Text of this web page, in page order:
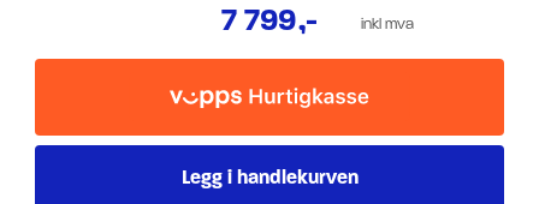
7 799,- inkl mva